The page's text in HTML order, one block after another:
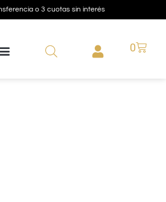
o 3 cuotas sin interés
0